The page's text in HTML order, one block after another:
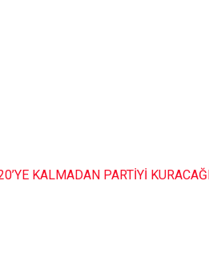
KALMADAN PARTİYİ